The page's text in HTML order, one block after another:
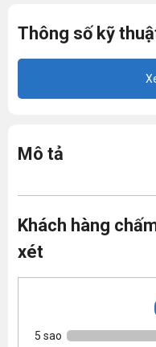
Mô tả
Khách hàng
xét
5 sao
Thông số kỹ